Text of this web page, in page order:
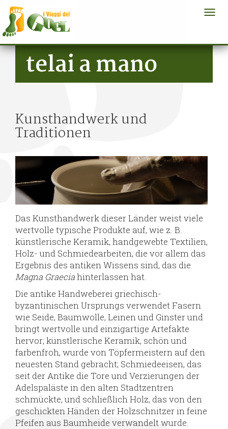
Skip to main content
telai a mano
Kunsthandwerk und
Traditionen
Das Kunsthandwerk dieser Länder weist viele
wertvolle typische Produkte auf, wie z. B.
künstlerische Keramik, handgewebte Textilien,
Holz- und Schmiedearbeiten, die vor allem das
Ergebnis des antiken Wissens sind, das die
Magna Graeciahinterlassen hat.
Die antike Handweberei griechisch-
byzantinischen Ursprungs verwendet Fasern
wie Seide, Baumwolle, Leinen und Ginster und
bringt wertvolle und einzigartige Artefakte
hervor; künstlerische Keramik, schön und
farbenfroh, wurde von Töpfermeistern auf den
neuesten Stand gebracht; Schmiedeeisen, das
seit der Antike die Tore und Verzierungen der
Adelspaläste in den alten Stadtzentren
schmückte, und schließlich Holz, das von den
geschickten Händen der Holzschnitzer in feine
Pfeifen aus Baumheide verwandelt wurde.